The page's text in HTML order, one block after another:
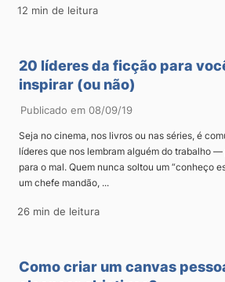
12 min de leitura
20 líderes da ficção para
inspirar (ou não)
Publicado em 08/09/19
Seja no cinema, nos livros ou nas séries, é
líderes que nos lembram alguém do trabalho —
para o mal. Quem nunca soltou um “conheço
um chefe mandão, ...
26 min de leitura
Como criar um canvas